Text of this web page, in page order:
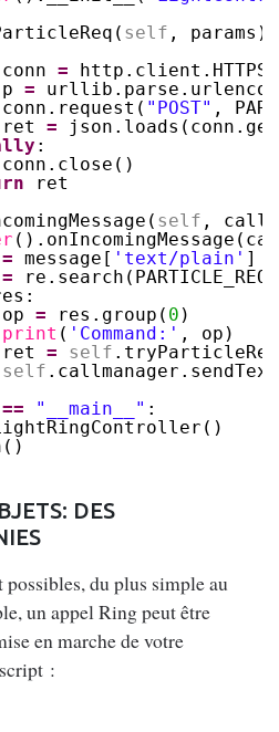
self , params):
conn =
p =
conn.request( "POST" ,
ret =
:
conn.close()
ret
self ,
= message[ 'text/plain' ]
=
op = res.group( 0 )
print ( 'Command:' , op)
ret = self
self
== "__main__" :
DES
du plus simple au
un appel Ring peut être
en marche de votre
: